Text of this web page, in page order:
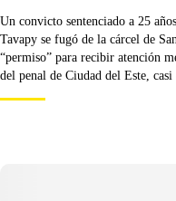
Un convicto sentenciado a 25
Tavapy se fugó de la cárcel de
“permiso” para recibir atención
del penal de Ciudad del Este, casi